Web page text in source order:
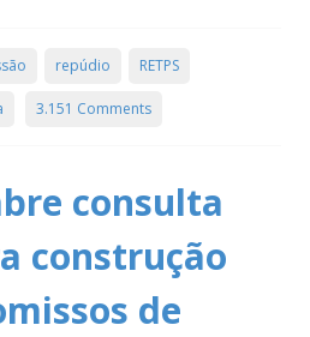
repúdio RETPS
3.151 Comments
consulta
construção
de